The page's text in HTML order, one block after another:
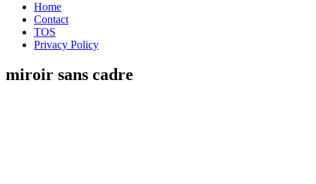
Home
Contact
TOS
Privacy Policy
miroir sans cadre